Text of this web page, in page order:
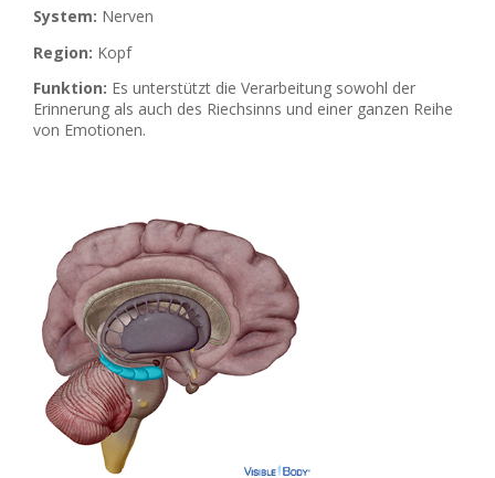
System: Nerven
Region: Kopf
Funktion: Es unterstützt die Verarbeitung sowohl der
Erinnerung als auch des Riechsinns und einer ganzen Reihe
von Emotionen.